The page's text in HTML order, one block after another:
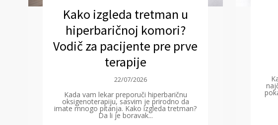
Kako izgleda tretman u
hiperbaričnoj komori?
Vodič za pacijente pre prve
terapije
22/07/2026
Kada vam lekar preporuči hiperbaričnu
oksigenoterapiju, sasvim je prirodno da
imate mnogo pitanja. Kako izgleda tretman?
Da li je boravak...